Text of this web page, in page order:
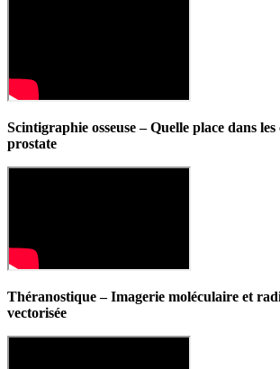
Scintigraphie osseuse – Quelle place dans les
prostate
Théranostique – Imagerie moléculaire et
vectorisée